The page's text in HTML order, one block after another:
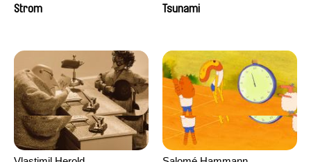
Strom
Tsunami